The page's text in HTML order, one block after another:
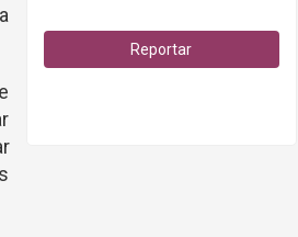
Reportar